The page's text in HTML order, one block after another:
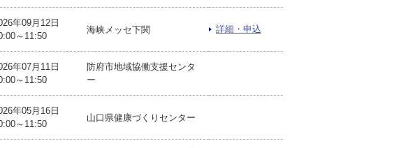
年09月12日
～11:50
海峡メッセ下関 詳細・申込
年07月11日
～11:50
防府市地域協働支援センタ
ー
年05月16日
～11:50
山口県健康づくりセンター